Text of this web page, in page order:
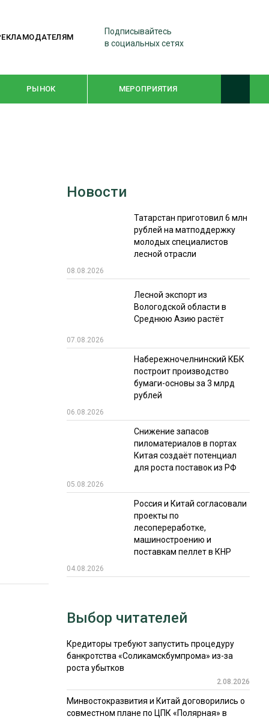
Подписывайтесь
в социальных сетях
РЫНОК МЕРОПРИЯТИЯ
WOODEX-2021
СУШКА ДРЕВЕСИНЫ
ИТОГИ МЕРОПРИЯТИЙ
Новости
Татарстан приготовил 6 млн
рублей на матподдержку
молодых специалистов
лесной отрасли
08.08.2026
Лесной экспорт из
Вологодской области в
Среднюю Азию растёт
07.08.2026
Набережночелнинский КБК
построит производство
бумаги-основы за 3 млрд
рублей
06.08.2026
Снижение запасов
пиломатериалов в портах
Китая создаёт потенциал
для роста поставок из РФ
05.08.2026
Россия и Китай согласовали
проекты по
лесопереработке,
машиностроению и
поставкам пеллет в КНР
04.08.2026
Выбор читателей
Кредиторы требуют запустить процедуру
банкротства «Соликамскбумпрома» из-за
роста убытков
2.08.2026
Минвостокразвития и Китай договорились о
совместном плане по ЦПК «Полярная» в